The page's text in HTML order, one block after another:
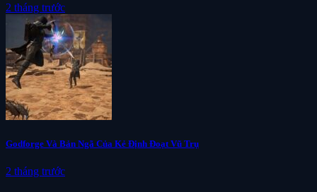
2 tháng trước
Godforge Và Bản Ngã Của Kẻ Định Đoạt Vũ Trụ
2 tháng trước